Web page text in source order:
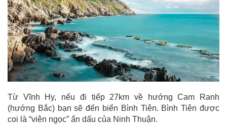
Từ Vĩnh Hy, nếu đi tiếp 27km về hướng Cam Ranh
(hướng Bắc) bạn sẽ đến biển Bình Tiên. Bình Tiên được
coi là “viên ngọc” ẩn dấu của Ninh Thuận.